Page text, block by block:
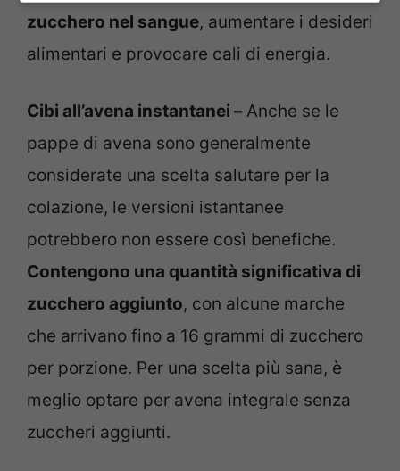
zucchero nel sangue, aumentare i desideri
alimentari e provocare cali di energia.
Cibi all’avena instantanei –Anche se le
pappe di avena sono generalmente
considerate una scelta salutare per la
colazione, le versioni istantanee
potrebbero non essere così benefiche.
Contengono una quantità significativa di
zucchero aggiunto, con alcune marche
che arrivano fino a 16 grammi di zucchero
per porzione. Per una scelta più sana, è
meglio optare per avena integrale senza
zuccheri aggiunti.